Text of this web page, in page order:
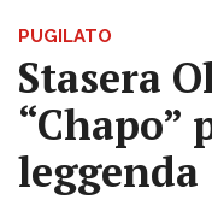
PUGILATO
Stasera
“Chapo”
leggenda